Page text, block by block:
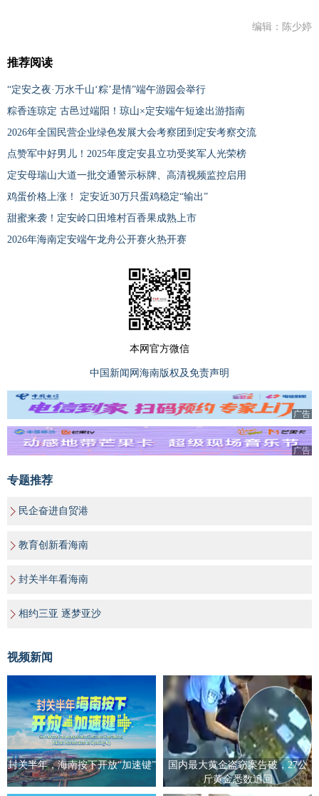
编辑：陈少婷
推荐阅读
“定安之夜·万水千山‘粽’是情”端午游园会举行
粽香连琼定 古邑过端阳！琼山×定安端午短途出游指南
2026年全国民营企业绿色发展大会考察团到定安考察交流
点赞军中好男儿！2025年度定安县立功受奖军人光荣榜
定安母瑞山大道一批交通警示标牌、高清视频监控启用
鸡蛋价格上涨！ 定安近30万只蛋鸡稳定“输出”
甜蜜来袭！定安岭口田堆村百香果成熟上市
2026年海南定安端午龙舟公开赛火热开赛
本网官方微信
中国新闻网海南版权及免责声明
广告
广告
专题推荐
民企奋进自贸港
教育创新看海南
封关半年看海南
相约三亚 逐梦亚沙
视频新闻
封关半年，海南按下开放“加速键”
国内最大黄金盗窃案告破，27公
斤黄金悉数追回